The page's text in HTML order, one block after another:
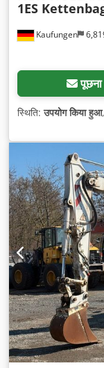
Kaufungen
1ES
पूछना
स्थिति:उपयोग किया हुआ